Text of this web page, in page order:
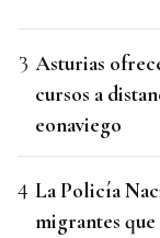
Asturias
cursos a
eonaviego
La Policía
migrantes que